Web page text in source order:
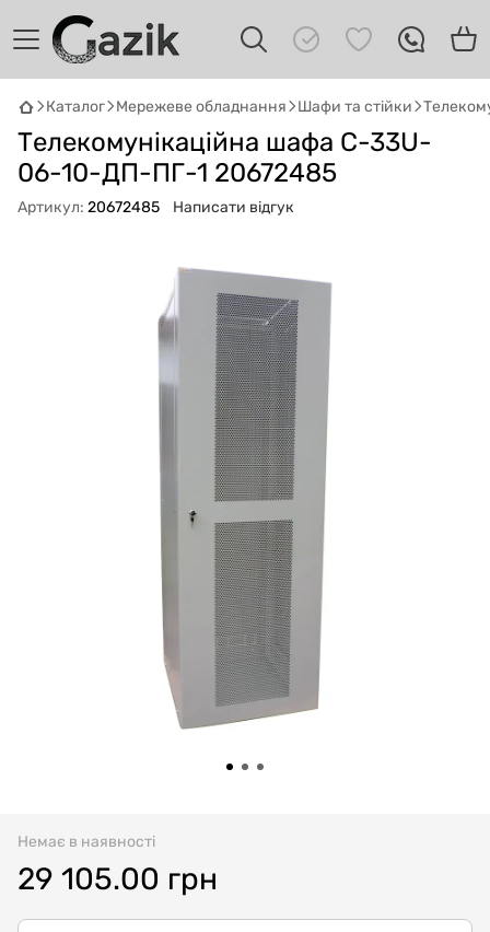
Каталог Мережеве обладнання Шафи та стійки
Телекомунікаційна шафа С-33U-
06-10-ДП-ПГ-1 20672485
Артикул: 20672485 Написати відгук
Немає в наявності
29 105.00 грн
Онлайн · пошук техніки
Привіт! 👋 Я Gazik AI — допоможу